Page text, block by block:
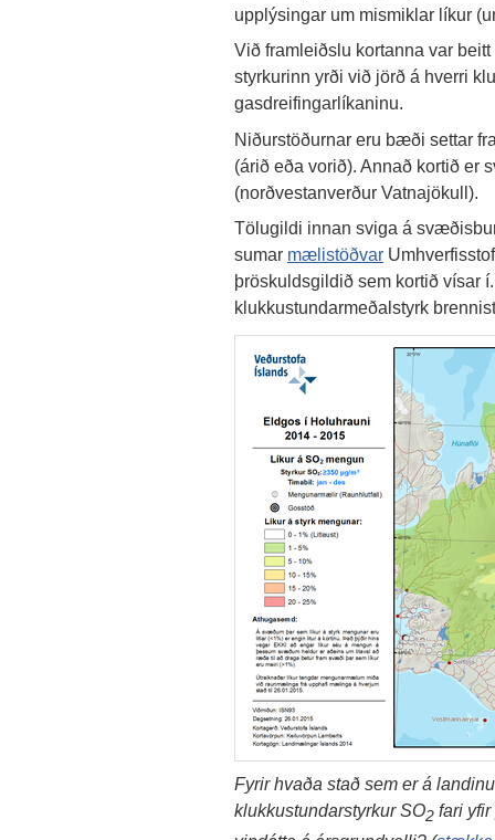
upplýsingar um mismiklar líkur
Við framleiðslu kortanna var
styrkurinn yrði við jörð á hverri
gasdreifingarlíkaninu.
Niðurstöðurnar eru bæði settar
(árið eða vorið). Annað kortið er
(norðvestanverður Vatnajökull).
Tölugildi innan sviga á
sumar mælistöðvar
þröskuldsgildið sem kortið vísar
klukkustundarmeðalstyrk
Fyrir hvaða stað sem er á
klukkustundarstyrkur SO2 fari